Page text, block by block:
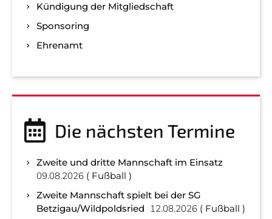
Kündigung der Mitgliedschaft
Sponsoring
Ehrenamt
Die nächsten Termine
Zweite und dritte Mannschaft im Einsatz
09.08.2026
Fußball
Zweite Mannschaft spielt bei der SG
Betzigau/Wildpoldsried
12.08.2026
Fußball